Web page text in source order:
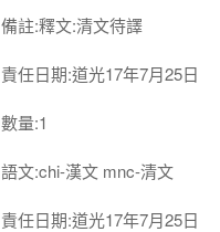
備註:釋文:清文待譯
責任日期:道光17年7月25日
數量:1
語文:chi-漢文 mnc-清文
責任日期:道光17年7月25日